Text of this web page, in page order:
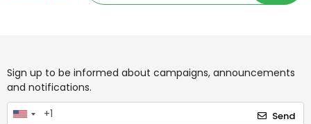
Sign up to be informed about campaigns, announcements
and notifications.
Send